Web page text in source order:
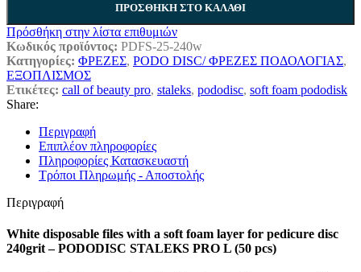
ΠΡΟΣΘΉΚΗ ΣΤΟ ΚΑΛΆΘΙ
Πρόσθήκη στην λίστα επιθυμιών
Κωδικός προϊόντος: PDFS-25-240w
Κατηγορίες: ΦΡΕΖΕΣ, PODO DISC/ ΦΡΕΖΕΣ ΠΟΔΟΛΟΓΙΑΣ,
ΕΞΟΠΛΙΣΜΟΣ
Ετικέτες: call of beauty pro, staleks, pododisc, soft foam pododisk
Share:
Περιγραφή
Επιπλέον πληροφορίες
Πληροφορίες Κατασκευαστή
Τρόποι Πληρωμής - Αποστολής
Περιγραφή
White disposable files with a soft foam layer for pedicure disc
240grit – PODODISC STALEKS PRO L (50 pcs)